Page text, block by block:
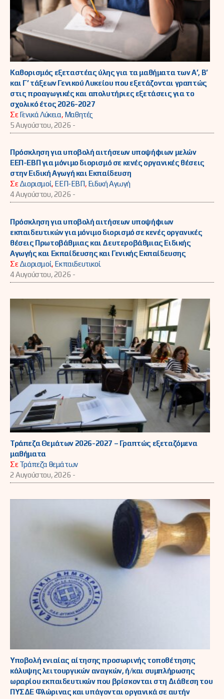
Καθορισμός εξεταστέας ύλης για τα μαθήματα των Α’, Β’
και Γ’ τάξεων Γενικού Λυκείου που εξετάζονται γραπτώς
στις προαγωγικές και απολυτήριες εξετάσεις για το
σχολικό έτος 2026-2027
ΣεΓενικά Λύκεια, Μαθητές
5 Αυγούστου, 2026 -
Πρόσκληση για υποβολή αιτήσεων υποψήφιων μελών
ΕΕΠ-ΕΒΠ για μόνιμο διορισμό σε κενές οργανικές θέσεις
στην Ειδική Αγωγή και Εκπαίδευση
ΣεΔιορισμοί, ΕΕΠ-ΕΒΠ, Ειδική Αγωγή
4 Αυγούστου, 2026 -
Πρόσκληση για υποβολή αιτήσεων υποψήφιων
εκπαιδευτικών για μόνιμο διορισμό σε κενές οργανικές
θέσεις Πρωτοβάθμιας και Δευτεροβάθμιας Ειδικής
Αγωγής και Εκπαίδευσης και Γενικής Εκπαίδευσης
ΣεΔιορισμοί, Εκπαιδευτικοί
4 Αυγούστου, 2026 -
Τράπεζα Θεμάτων 2026-2027 – Γραπτώς εξεταζόμενα
μαθήματα
ΣεΤράπεζα θεμάτων
2 Αυγούστου, 2026 -
Υποβολή ενιαίας αίτησης προσωρινής τοποθέτησης
κάλυψης λειτουργικών αναγκών, ή/και συμπλήρωσης
ωραρίου εκπαιδευτικών που βρίσκονται στη Διάθεση του
ΠΥΣΔΕ Φλώρινας και υπάγονται οργανικά σε αυτήν